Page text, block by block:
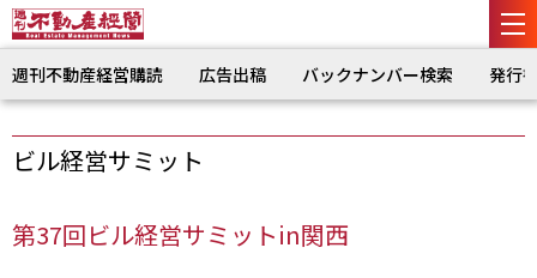
週刊不動産経営購読 広告出稿 バックナンバー検索 発行
ビル経営サミット
第37回ビル経営サミットin関西